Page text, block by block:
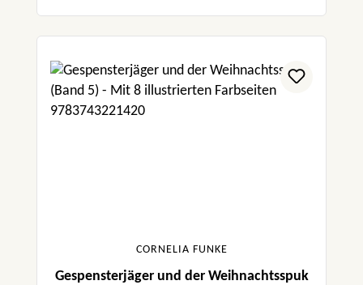
CORNELIA FUNKE
Gespensterjäger und der Weihnachtsspuk